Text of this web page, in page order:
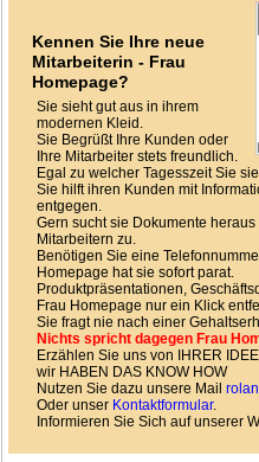
Kennen Sie Ihre neue
Mitarbeiterin - Frau
Homepage?
Sie sieht gut aus in ihrem
modernen Kleid.
Sie Begrüßt Ihre Kunden oder
Ihre Mitarbeiter stets freundlich.
Egal zu welcher Tagesszeit Sie
Sie hilft ihren Kunden mit
entgegen.
Gern sucht sie Dokumente
Mitarbeitern zu.
Benötigen Sie eine
Homepage hat sie sofort parat.
Produktpräsentationen,
Frau Homepage nur ein Klick
Sie fragt nie nach einer
Nichts spricht dagegen Frau
Erzählen Sie uns von IHRER
wir HABEN DAS KNOW HOW
Nutzen Sie dazu unsere Mail
Oder unser Kontaktformular.
Informieren Sie Sich auf unserer